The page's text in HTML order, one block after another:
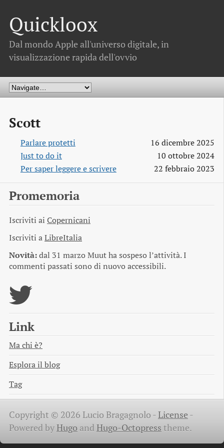
Quickloox
Dal mondo Apple all'universo digitale, in
visualizzazione rapida dell'ovvio
Scott
Parlare protetti
16 dicembre 2025
Just to do it
10 ottobre 2024
Per saper leggere e scrivere
22 febbraio 2023
Promemoria
Iscriviti ai Copernicani
Iscriviti aLibreItalia
Novità:dal 31 marzo Muut ha sospeso l’attività. I
commenti passati sono di nuovo accessibili.
Link
Ma chi è?
Esplora il blog
Tag
Copyright © 2026 Lucio Bragagnolo -License -
Powered byHugo and Hugo-Octopress theme.